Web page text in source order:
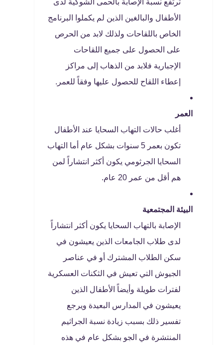
ترتفع نسبة الإصابة بالحمى الشوكية لدى
الأطفال والبالغين الذين لم يكملوا البرنامج
الخاص باللقاحات ولذلك لابد من الحرص
على الحصول على جميع اللقاحات
الإجبارية فلابد من الذهاب إلى مراكز
إعطاء اللقاح للحصول عليها وفقاً للعمر.
العمر
أغلب حالات التهاب السحايا عند الأطفال
تكون بعمر 5 سنوات بشكل عام أما التهاب
السحايا الجرثومي يكون أكثر انتشاراً لمن
هم أقل من عمر 20 عام.
البيئة المجتمعية
الإصابة بالتهاب السحايا يكون أكثر انتشاراً
لدى طلاب الجامعات الذين يعيشون في
سكن الطلاب المشترك أو في عناصر
الجيوش التي تعيش في الثكنات العسكرية
لفترات طويلة وأيضاً الأطفال الذين
يعيشون في المدارس البعيدة ويرجع
تفسير ذلك بسبب زيادة نسبة الجراثيم
المنتشرة في الجو بشكل عام في هذه